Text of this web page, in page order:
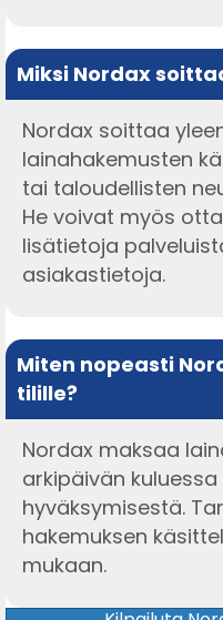
Miksi Nordax
Nordax soittaa
lainahakemusten
tai taloudellisten
He voivat myös
lisätietoja
asiakastietoja.
Miten nopeasti
tilille?
Nordax maksaa
arkipäivän
hyväksymisestä.
hakemuksen
mukaan.